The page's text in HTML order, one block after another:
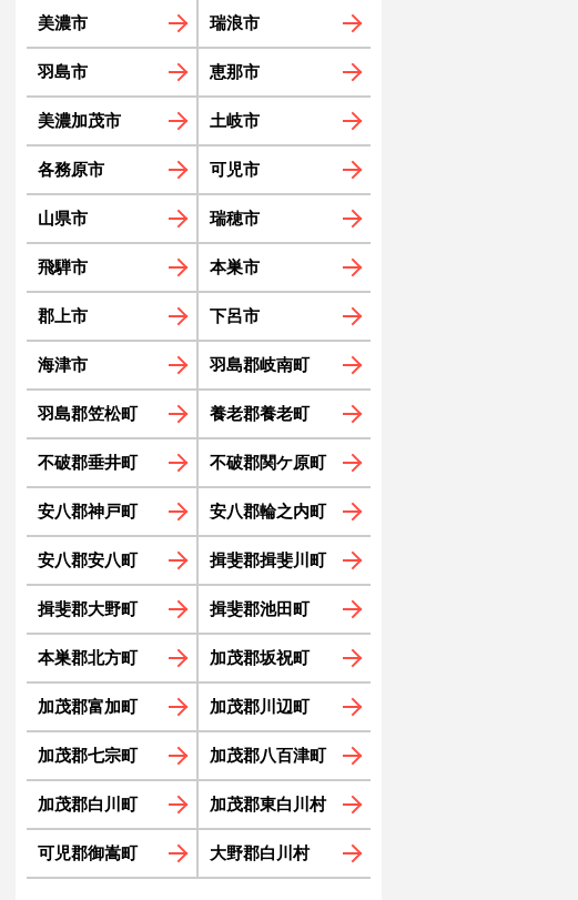
美濃市 瑞浪市
羽島市 恵那市
美濃加茂市 土岐市
各務原市 可児市
山県市 瑞穂市
飛騨市 本巣市
郡上市 下呂市
海津市 羽島郡岐南町
羽島郡笠松町 養老郡養老町
不破郡垂井町 不破郡関ケ原町
安八郡神戸町 安八郡輪之内町
安八郡安八町 揖斐郡揖斐川町
揖斐郡大野町 揖斐郡池田町
本巣郡北方町 加茂郡坂祝町
加茂郡富加町 加茂郡川辺町
加茂郡七宗町 加茂郡八百津町
加茂郡白川町 加茂郡東白川村
可児郡御嵩町 大野郡白川村